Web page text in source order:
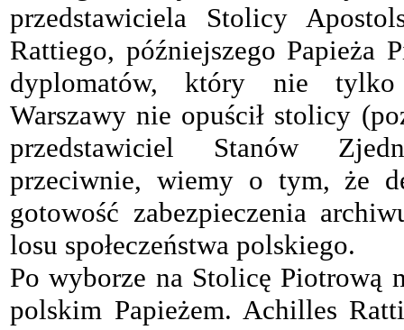
przedstawiciela Stolicy
Rattiego, późniejszego Papieża
dyplomatów, który nie
Warszawy nie opuścił stolicy
przedstawiciel Stanów
przeciwnie, wiemy o tym, że
gotowość zabezpieczenia
losu społeczeństwa polskiego.
Po wyborze na Stolicę Piotrową
polskim Papieżem. Achilles